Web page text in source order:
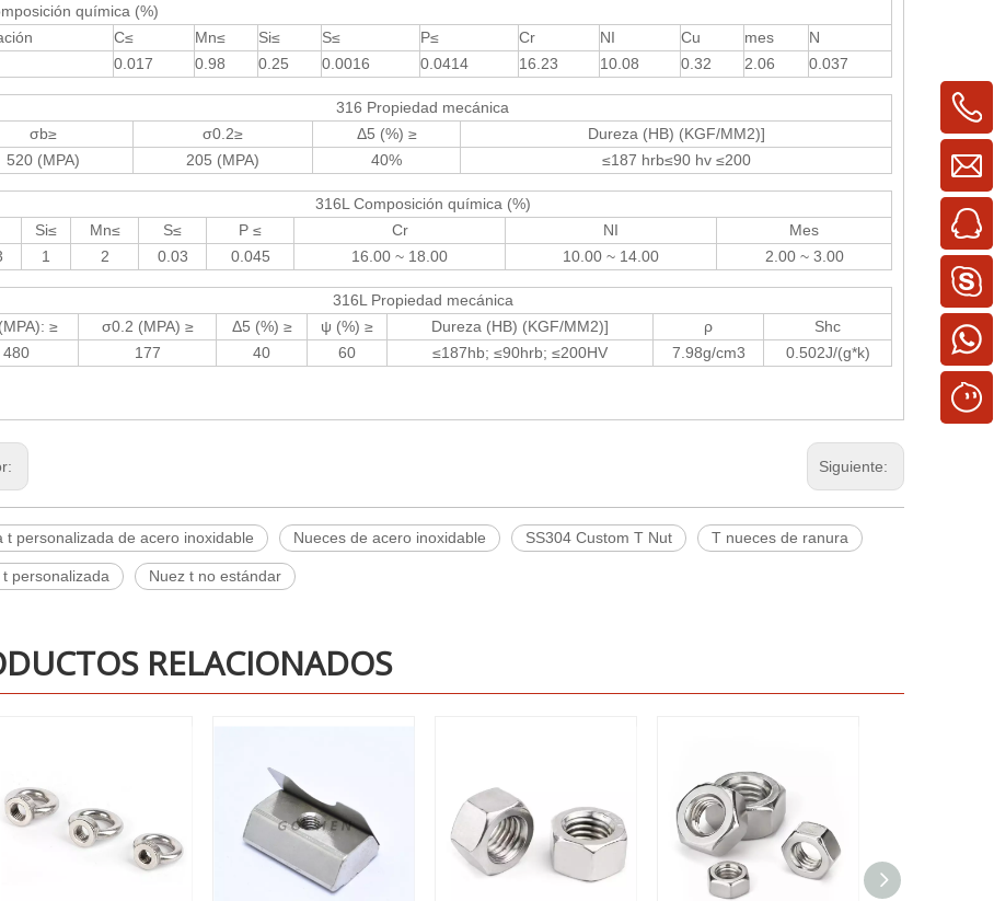
química (%)
C≤ Mn≤ Si≤ S≤ P≤ Cr NI Cu mes
N
0.017
0.98 0.25 0.0016 0.0414 16.23 10.08 0.32 2.06 0.037
316 Propiedad mecánica
σb≥
σ0.2≥ Δ5 (%) ≥
Dureza (HB) (KGF/MM2)]
520 (MPA)
205 (MPA) 40% ≤187 hrb≤90 hv ≤200
316L Composición química (%)
Si≤ Mn≤ S≤ P ≤ Cr NI
Mes
1 2 0.03 0.045 16.00 ~ 18.00 10.00 ~ 14.00 2.00 ~ 3.00
316L Propiedad mecánica
≥
σ0.2 (MPA) ≥ Δ5 (%) ≥ ψ (%) ≥ Dureza (HB) (KGF/MM2)] ρ
Shc
480
177 40 60 ≤187hb; ≤90hrb; ≤200HV 7.98g/cm3 0.502J/(g*k)
Siguiente:
t personalizada de acero inoxidable Nueces de acero inoxidable SS304 Custom T Nut T nueces de ranura
personalizada Nuez t no estándar
RELACIONADOS